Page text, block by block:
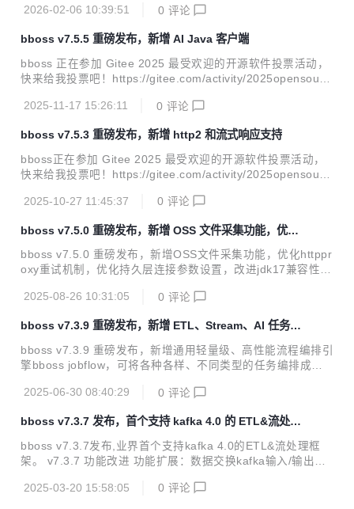
忽略执行或者指定...
2026-02-06 10:39:51 0 评论
bboss v7.5.5 重磅发布，新增 AI Java 客户端
bboss 正在参加 Gitee 2025 最受欢迎的开源软件投票活动，
快来给我投票吧！https://gitee.com/activity/2025opensourc
端，同时带来一系列功能完善和改进。bboss ai java客户端目
验）： 文本对话 图像识别 图像生成 语音识别 语音生成 视频
生成 v7.5.5 功能改进 AI模型客户端服务改进：发送流结束事
件到前端，可以在流结束事件中附带附加信息，例如：Rag附
件材料链接等 AI模型客户端httprp...
2025-11-17 15:26:11 0 评论
bboss v7.5.3 重磅发布，新增 http2 和流式响应支持
bboss正在参加 Gitee 2025 最受欢迎的开源软件投票活动，
快来给我投票吧！https://gitee.com/activity/2025opensourc
响应支持，轻松实现各种大模型流式模式调用，同时带来一系
0 websocket功能 工作流改进：工作流触发器脚本接口增加lo
gger日志对象，用于在脚本中记录日志 优化数据库管理工具
mysqlbinlog同步改进：自定义BinaryLogClientExt，打印异
常情况日...
2025-10-27 11:45:37 0 评论
bboss v7.5.0 重磅发布，新增 OSS 文件采集功能，优化
httpproxy 重试机制
bboss v7.5.0 重磅发布，新增OSS文件采集功能，优化httppr
oxy重试机制，优化持久层连接参数设置，改进jdk17兼容性。
异步执行模式 工作流改进：通用函数节点提供抽象函数基础类
供了节点初始化方法的实现 工作流改进：完善工作流执行上下
文参数管理api，获取参数方法可以指定默认值 工作流改进：
完善并行分支barrier机制：增加自定义JobFlowCyclicBarrie
r，设置barrier超时时间，避免出现一直阻塞等待的可能性 文
件采集插件...
2025-08-26 10:31:05 0 评论
bboss v7.3.9 重磅发布，新增 ETL、Stream、AI 任务流
程编排引擎
bboss v7.3.9 重磅发布，新增通用轻量级、高性能流程编排引
擎bboss jobflow，可将各种各样、不同类型的任务编排成工
作业任务、业务办理任务、充值缴费任务以及大模型推理任务
oss jobflow，使用参考文档 https://esdoc.bbossgroups.co
m/#/jobworkflow 数据交换模块增加作业流程任务编排功能 基
础框架jdk 17+版本兼容性改进 引入amz s3协议，实现文件上
2025-06-30 08:40:29 0 评论
bboss v7.3.7 发布，首个支持 kafka 4.0 的 ETL&流处理
框架
bboss v7.3.7发布,业界首个支持kafka 4.0的ETL&流处理框
架。 v7.3.7 功能改进 功能扩展：数据交换kafka输入/输出插
4.0插件数据交换作业案例下载地址 https://gitee.com/bboss/
2025-03-20 15:58:05 0 评论